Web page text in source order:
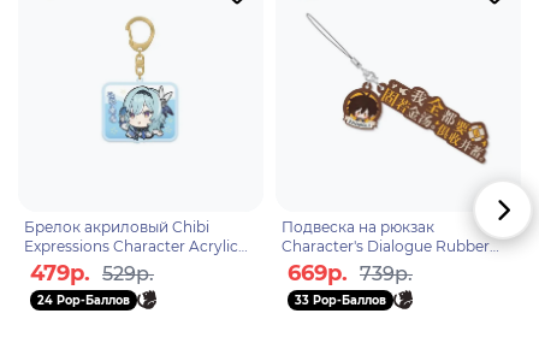
опыт, является очень милым и заботливым
парнем. Для него подчиненные - это не просто
солдаты, для Горо их благополучие не менее
важно, чем победа в войне. Звериные воля и
интуиция всегда помогают ему найти путь к
победе, даже в самой безнадежной ситуации.
Брелок акриловый Chibi
Expressions Character Acrylic
Keychain Eula 6974096537549
479р. 529р.
24 Pop-Баллов
Подвеска на рюкзак
Character's Dialogue Rubber
Straps Zhongli 6974696614329
669р. 739р.
33 Pop-Баллов